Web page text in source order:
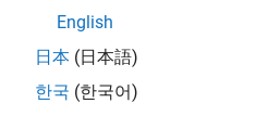
English
日本 (日本語)
한국 (한국어)